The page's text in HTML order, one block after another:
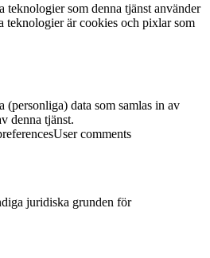
teknologier som denna tjänst använder
teknologier är cookies och pixlar som
(personliga) data som samlas in av
denna tjänst.
User comments
juridiska grunden för